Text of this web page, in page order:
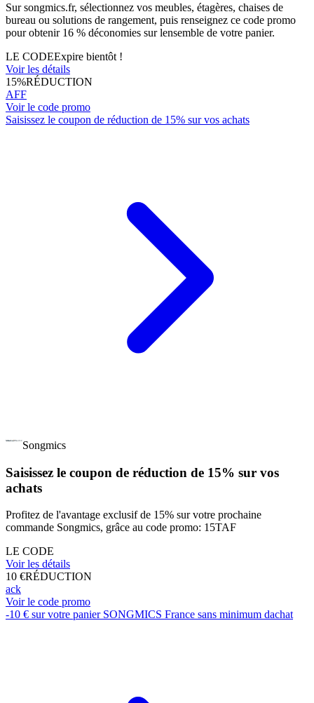
Sur songmics.fr, sélectionnez vos meubles, étagères, chaises de
bureau ou solutions de rangement, puis renseignez ce code promo
pour obtenir 16 % déconomies sur lensemble de votre panier.
LE CODEExpire bientôt !
Voir les détails
15%RÉDUCTION
AFF
Voir le code promo
Saisissez le coupon de réduction de 15% sur vos achats
Songmics
Saisissez le coupon de réduction de 15% sur vos
achats
Profitez de l'avantage exclusif de 15% sur votre prochaine
commande Songmics, grâce au code promo: 15TAF
LE CODE
Voir les détails
10 €RÉDUCTION
ack
Voir le code promo
-10 € sur votre panier SONGMICS France sans minimum dachat